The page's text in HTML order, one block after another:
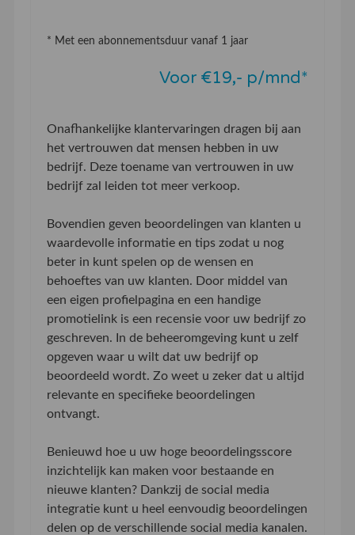
* Met een abonnementsduur vanaf 1 jaar
Voor €19,- p/mnd*
Onafhankelijke klantervaringen dragen bij aan
het vertrouwen dat mensen hebben in uw
bedrijf. Deze toename van vertrouwen in uw
bedrijf zal leiden tot meer verkoop.
Bovendien geven beoordelingen van klanten u
waardevolle informatie en tips zodat u nog
beter in kunt spelen op de wensen en
behoeftes van uw klanten. Door middel van
een eigen profielpagina en een handige
promotielink is een recensie voor uw bedrijf zo
geschreven. In de beheeromgeving kunt u zelf
opgeven waar u wilt dat uw bedrijf op
beoordeeld wordt. Zo weet u zeker dat u altijd
relevante en specifieke beoordelingen
ontvangt.
Benieuwd hoe u uw hoge beoordelingsscore
inzichtelijk kan maken voor bestaande en
nieuwe klanten? Dankzij de social media
integratie kunt u heel eenvoudig beoordelingen
delen op de verschillende social media kanalen.